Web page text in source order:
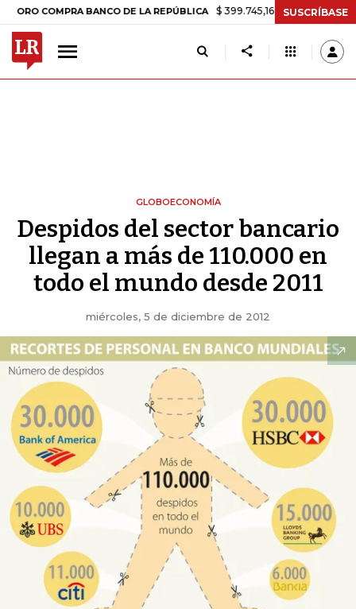
BANCO DE LA REPÚBLICA $ 399.745,16 +$ 2.295,71 +0,58%
SUSCRÍBASE
GLOBOECONOMÍA
Despidos del sector bancario
llegan a más de 110.000 en
todo el mundo desde 2011
miércoles, 5 de diciembre de 2012